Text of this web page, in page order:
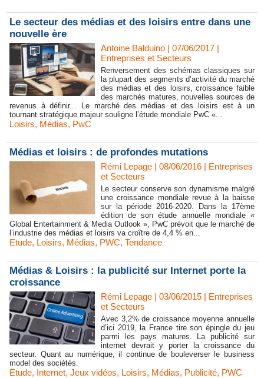
Le secteur des médias et des loisirs entre dans une
nouvelle ère
Antoine Balduino | 07/06/2017 |
Entreprises et Secteurs
Renversement des schémas classiques sur
la plupart des segments d’activité du marché
des médias et des loisirs, croissance faible
des marchés matures, nouvelles sources de
revenus à définir... Le marché des médias et des loisirs est à un
tournant stratégique majeur souligne l’étude mondiale PwC «...
Loisirs, Médias, PwC
Médias et loisirs : de profondes mutations
Rémi Lepage | 08/06/2016 | Entreprises
et Secteurs
Le secteur conserve son dynamisme malgré
une croissance mondiale revue à la baisse
sur la période 2016-2020. Dans la 17ème
édition de son étude annuelle mondiale «
Global Entertainment & Media Outlook », PwC prévoit que le marché de
l’industrie des médias et loisirs va croître de 4,4 % en...
Etude, Loisirs, Médias, PWC, Tendance
Médias & Loisirs : la publicité sur Internet porte la
croissance
Rémi Lepage | 03/06/2015 | Entreprises
et Secteurs
Avec 3,2% de croissance moyenne annuelle
d’ici 2019, la France tire son épingle du jeu
parmi les pays matures. La publicité sur
internet devrait y porter la croissance du
secteur. Quant au numérique, il continue de bouleverser le business
model des sociétés.
Etude, Internet, Jeux vidéos, Loisirs, Médias, Publicité, PWC